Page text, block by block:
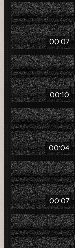
00:07
00:10
00:04
00:07